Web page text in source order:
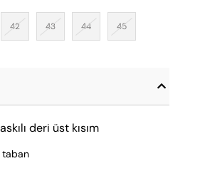
42 43 44 45
deri üst kısım
taban